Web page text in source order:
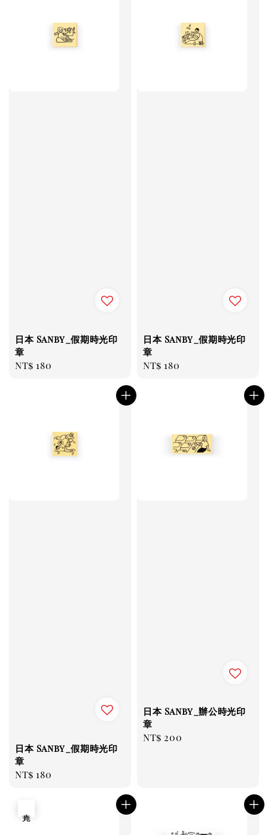
日本 Sanby_假期時光印
章
Regular
NT$ 180
日本 Sanby_假期時光印
章
Regular
NT$ 180
日本 Sanby_假期時光印
章
Regular
NT$ 180
日本 Sanby_辦公時光印
章
Regular
NT$ 200